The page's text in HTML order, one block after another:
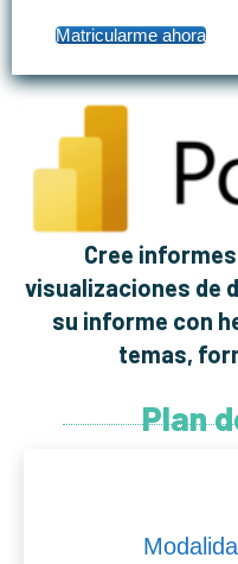
Matricularme ahora
Cree
visualizaciones de
su informe con
temas,
Plan